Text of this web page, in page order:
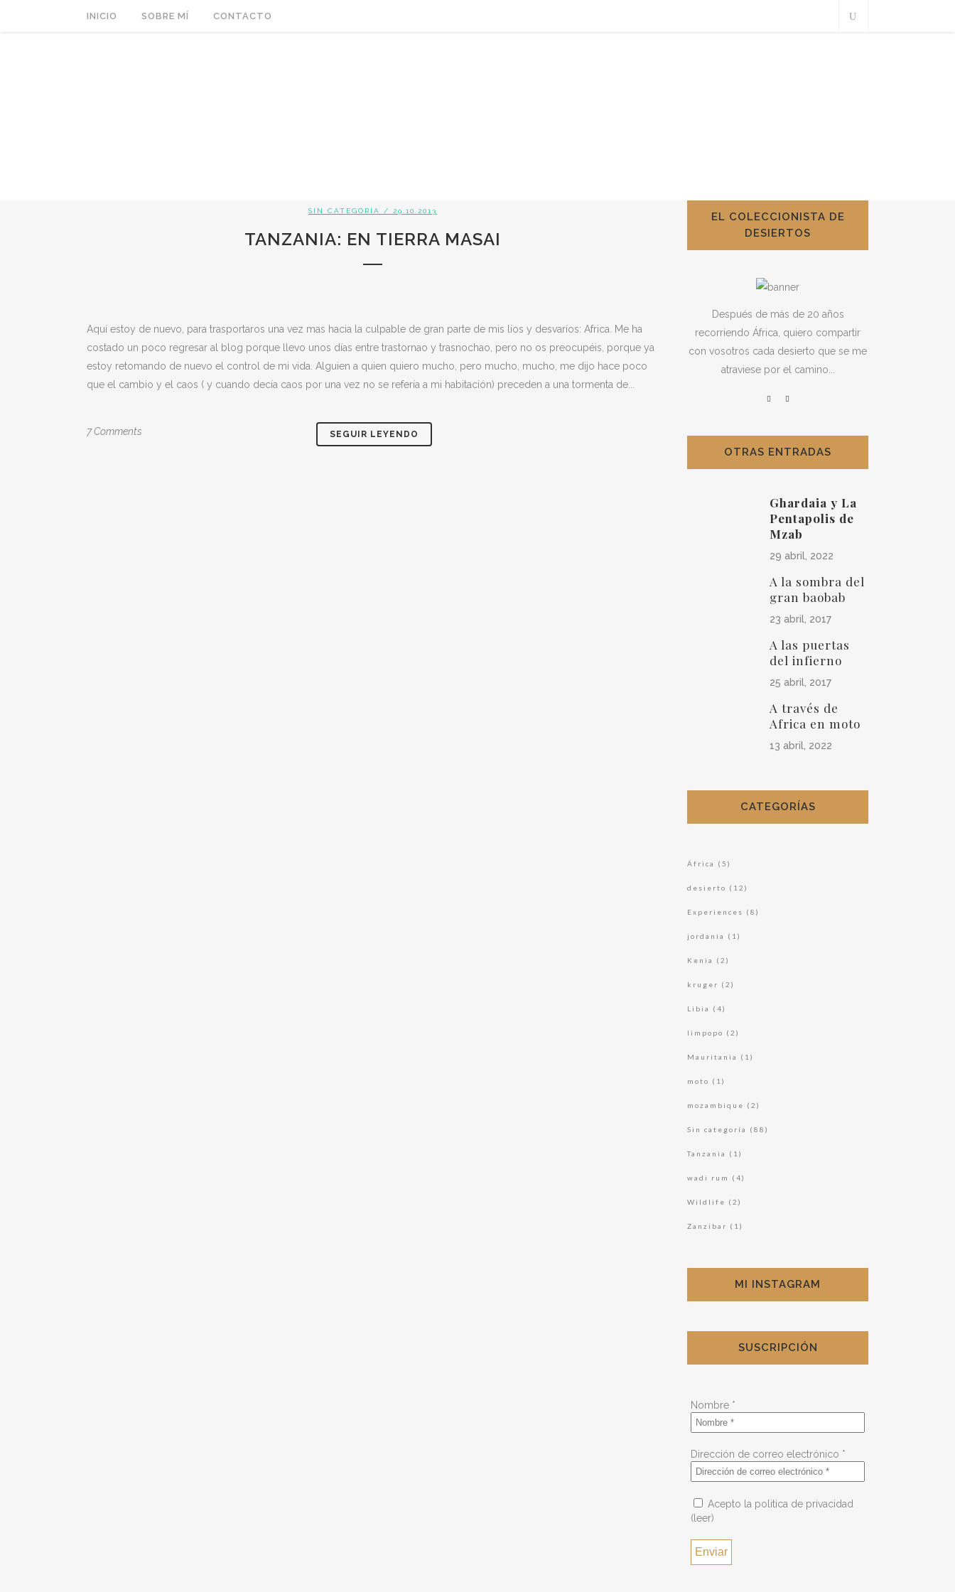
INICIO SOBRE MÍ CONTACTO
SIN CATEGORÍA / 29.10.2013
TANZANIA: EN TIERRA MASAI
Aquí estoy de nuevo, para trasportaros una vez mas hacia la culpable de gran parte de mis líos y desvaríos: Africa. Me ha
costado un poco regresar al blog porque llevo unos días entre trastornao y trasnochao, pero no os preocupéis, porque ya
estoy retomando de nuevo el control de mi vida. Alguien a quien quiero mucho, pero mucho, mucho, me dijo hace poco
que el cambio y el caos ( y cuando decía caos por una vez no se refería a mi habitación) preceden a una tormenta de...
7 Comments SEGUIR LEYENDO
EL COLECCIONISTA DE
DESIERTOS
Después de más de 20 años
recorriendo África, quiero compartir
con vosotros cada desierto que se me
atraviese por el camino...
OTRAS ENTRADAS
Ghardaia y La
Pentapolis de
Mzab
29 abril, 2022
A la sombra del
gran baobab
23 abril, 2017
A las puertas
del infierno
25 abril, 2017
A través de
Africa en moto
13 abril, 2022
CATEGORÍAS
África (5)
desierto (12)
Experiences (8)
jordania (1)
Kenia (2)
kruger (2)
Libia (4)
limpopo (2)
Mauritania (1)
moto (1)
mozambique (2)
Sin categoría (88)
Tanzania (1)
wadi rum (4)
Wildlife (2)
Zanzibar (1)
MI INSTAGRAM
SUSCRIPCIÓN
Nombre *
Dirección de correo electrónico *
Acepto la politica de privacidad
(leer)